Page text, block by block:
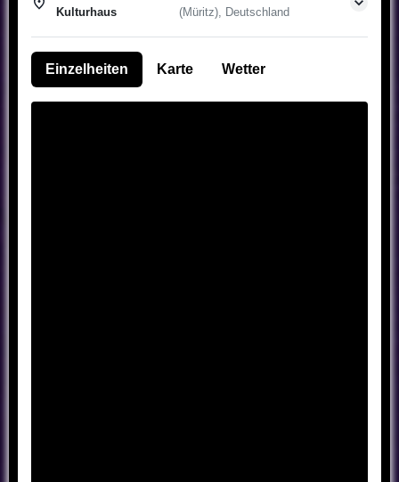
Kulturhaus
(Müritz), Deutschland
Einzelheiten Karte Wetter